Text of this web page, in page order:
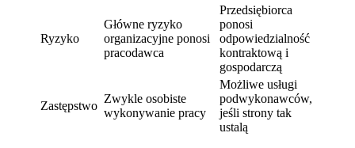
Ryzyko
Główne ryzyko
organizacyjne ponosi
pracodawca
Przedsiębiorca
ponosi
odpowiedzialność
kontraktową i
gospodarczą
Zastępstwo
Zwykle osobiste
wykonywanie pracy
Możliwe usługi
podwykonawców,
jeśli strony tak
ustalą